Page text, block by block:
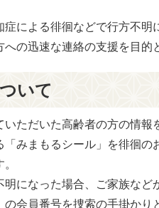
症による徘徊などで行方不
の迅速な連絡の支援を目的
いて
ただいた高齢者の方の情報
「みまもるシール」を徘徊
になった場合、ご家族など
の会員番号を捜索の手掛かり